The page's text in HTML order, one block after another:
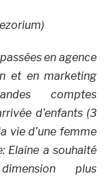
en agence
et en marketing
comptes
d’enfants (3
vie d’une femme
Elaine a souhaité
plus